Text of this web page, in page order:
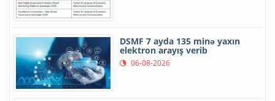
DSMF 7 ayda 135 minə yaxın
elektron arayış verib
06-08-2026